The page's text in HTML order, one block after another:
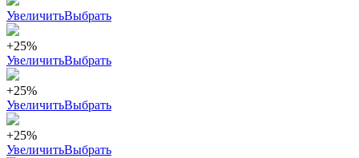
УвеличитьВыбрать
+25%
УвеличитьВыбрать
+25%
УвеличитьВыбрать
+25%
УвеличитьВыбрать